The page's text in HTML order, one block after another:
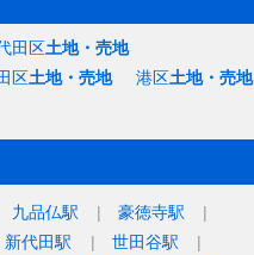
田区土地・売地
区土地・売地 港区土地・売地
九品仏駅
豪徳寺駅
新代田駅
世田谷駅